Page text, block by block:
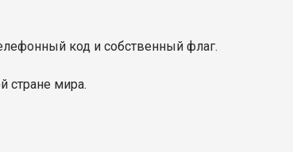
код и собственный флаг.
стране мира.